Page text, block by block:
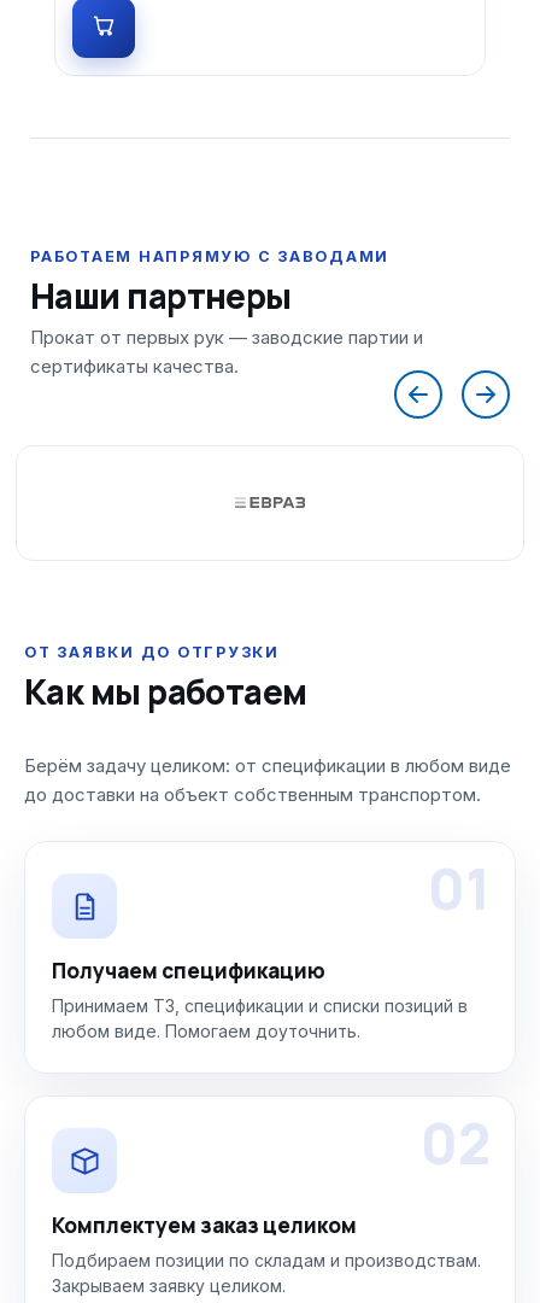
Наши партнеры
ОТ ЗАЯВКИ ДО ОТГРУЗКИ
Как мы работаем
Берём задачу целиком: от спецификации в любом виде
до доставки на объект собственным транспортом.
01
Получаем спецификацию
Принимаем ТЗ, спецификации и списки позиций в
любом виде. Помогаем доуточнить.
02
Комплектуем заказ целиком
Подбираем позиции по складам и производствам.
Закрываем заявку целиком.